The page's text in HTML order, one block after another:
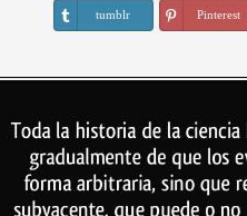
tumblr Pinterest